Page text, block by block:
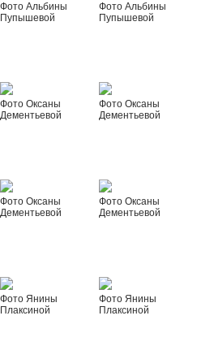
Фото Альбины
Пупышевой
Фото Альбины
Пупышевой
Фото Оксаны
Дементьевой
Фото Оксаны
Дементьевой
Фото Оксаны
Дементьевой
Фото Оксаны
Дементьевой
Фото Янины
Плаксиной
Фото Янины
Плаксиной